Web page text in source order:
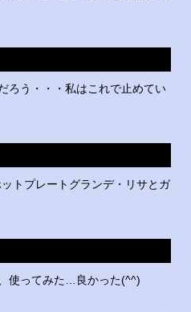
ろう・・・私はこれで止めてい
トプレートグランデ・リサとガ
使ってみた…良かった(^^)